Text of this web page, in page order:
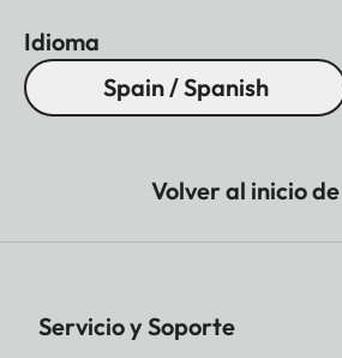
Idioma
Spain / Spanish
Volver al inicio
Servicio y Soporte